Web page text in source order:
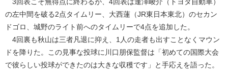
の左中間を破る2点タイムリー、大西蓮（JR東日本東北）のセカン
ドゴロ、城野のライト前へのタイムリーで4点を追加した。
4回裏も秋山は三者凡退に抑え、1人の走者も出すことなくマウン
ドを降りた。この見事な投球に川口朋保監督は「初めての国際大会
で彼らしい投球ができたのは大きな収穫です」と手応えを語った。